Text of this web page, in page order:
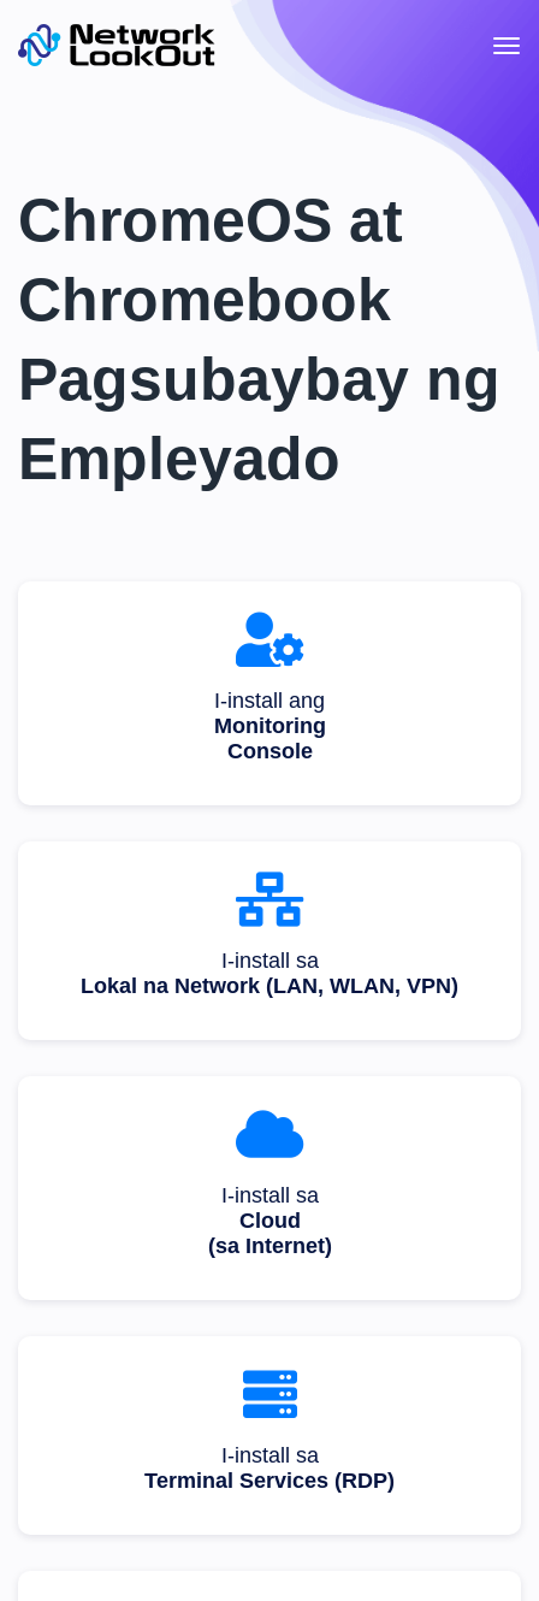
ChromeOS at
Chromebook
Pagsubaybay ng
Empleyado
I-install ang
Monitoring
Console
I-install sa
Lokal na Network (LAN, WLAN, VPN)
I-install sa
Cloud
(sa Internet)
I-install sa
Terminal Services (RDP)